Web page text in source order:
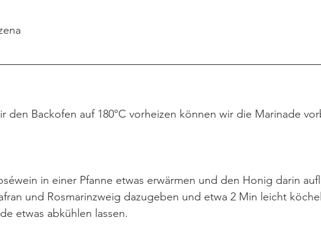
den Backofen auf 180°C vorheizen können wir die Marinade
in einer Pfanne etwas erwärmen und den Honig darin
und Rosmarinzweig dazugeben und etwa 2 Min leicht
etwas abkühlen lassen.